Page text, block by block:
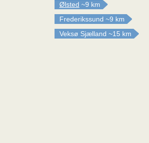
Ølsted ~9 km
Frederikssund ~9 km
Veksø Sjælland ~15 km